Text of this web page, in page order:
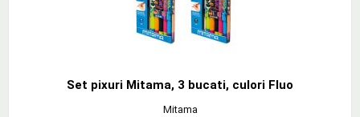
Set pixuri Mitama, 3 bucati, culori Fluo
Mitama